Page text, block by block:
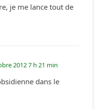
je me lance tout de
2012 7 h 21 min
dans le